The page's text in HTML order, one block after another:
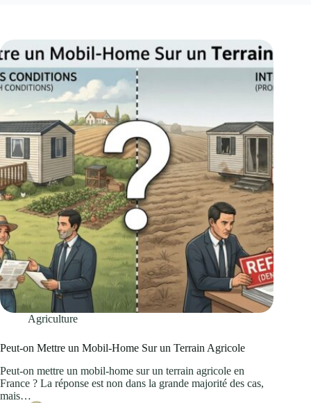
Agriculture
Peut-on Mettre un Mobil-Home Sur un Terrain Agricole
Peut-on mettre un mobil-home sur un terrain agricole en
France ? La réponse est non dans la grande majorité des cas,
mais…